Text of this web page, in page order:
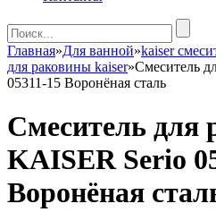
Главная»Для ванной»kaiser
для раковины kaiser»Смеситель
05311-15 Воронёная сталь
Смеситель для
KAISER Serio
Воронёная